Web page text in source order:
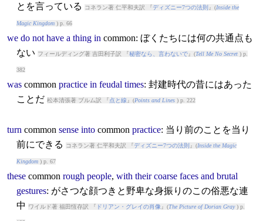
とを言っている
コネラン著 仁平和夫訳 『ディズニー7つの法則 』(Inside the
Magic Kingdom) p. 66
we do not have a thing in common: ぼくたちには何の共通点も
ない フィールディング著 吉田利子訳 『秘密なら、言わないで』(Tell Me No Secret) p.
382
was common practice in feudal times: 封建時代の昔にはあった
ことだ 松本清張著 ブルム訳 『点と線 』(Points and Lines) p. 222
turn common sense into common practice: 当り前のことを当り
前にできる
コネラン著 仁平和夫訳 『ディズニー7つの法則 』(Inside the Magic
Kingdom) p. 67
these common rough people, with their coarse faces and brutal
gestures: がさつな顔つきと野卑な身振りのこの俗悪な連
中
ワイルド著 福田恆存訳 『 ドリアン・グレイの肖像 』(The Picture of Dorian Gray) p.